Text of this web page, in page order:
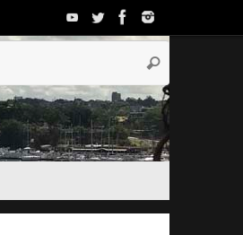
Buscar